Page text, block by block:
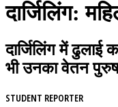
दार्जिलिंग:
दार्जिलिंग में
भी उनका वेतन
STUDENT REPORTER